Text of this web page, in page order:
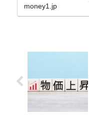
money1.jp